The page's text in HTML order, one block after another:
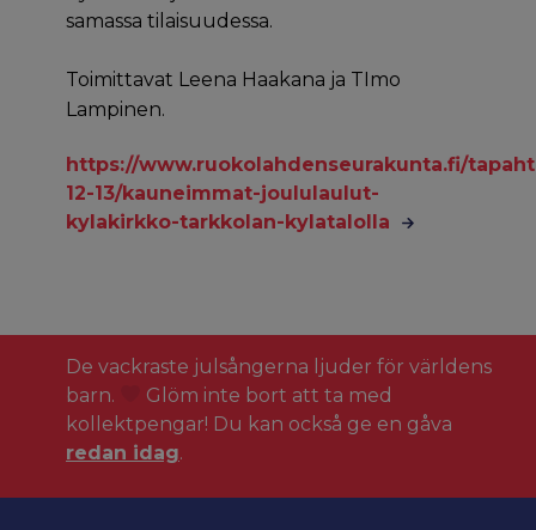
samassa tilaisuudessa.
Toimittavat Leena Haakana ja TImo
Lampinen.
https://www.ruokolahdenseurakunta.fi/
12-13/kauneimmat-joululaulut-
kylakirkko-tarkkolan-kylatalolla
De vackraste julsångerna ljuder för världens
barn.
Glöm inte bort att ta med
kollektpengar! Du kan också ge en gåva
redan idag.